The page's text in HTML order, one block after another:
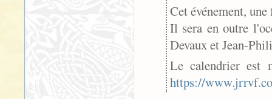
Cet événement,
Il sera en outre
Devaux et Jean-
Le calendrier est
https://